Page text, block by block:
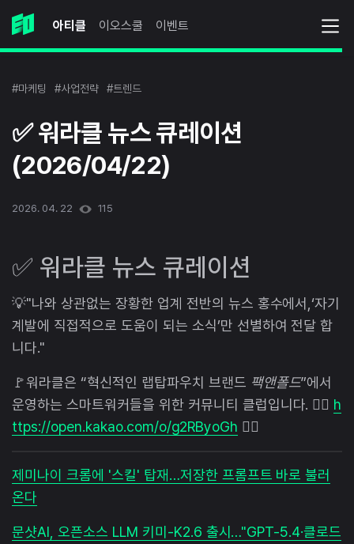
아티클 이오스쿨 이벤트
#마케팅 #사업전략 #트렌드
✅️ 워라클 뉴스 큐레이션
(2026/04/22)
2026. 04. 22 115
✅️ 워라클 뉴스 큐레이션
💡"나와 상관없는 장황한 업계 전반의 뉴스 홍수에서,‘자기
계발에 직접적으로 도움이 되는 소식’만 선별하여 전달 합
니다."
🚩워라클은 “혁신적인 랩탑파우치 브랜드 팩앤폴드”에서
운영하는 스마트워커들을 위한 커뮤니티 클럽입니다. 👉🏻 h
ttps://open.kakao.com/o/g2RByoGh 👈🏻
제미나이 크롬에 '스킬' 탑재…저장한 프롬프트 바로 불러
온다
문샷AI, 오픈소스 LLM 키미-K2.6 출시…"GPT-5.4·클로드